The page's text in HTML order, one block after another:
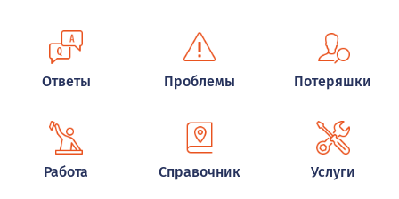
Ответы Проблемы Потеряшки
Работа Справочник Услуги